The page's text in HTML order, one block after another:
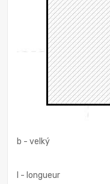
b - velký
I - longueur